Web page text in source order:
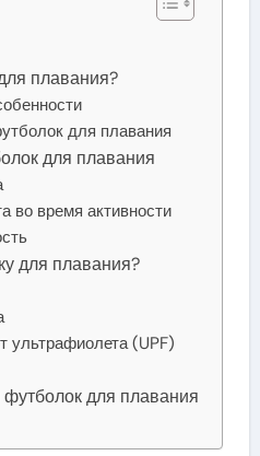
плавания?
для плавания
для плавания
во время активности
для плавания?
ультрафиолета (UPF)
футболок для плавания